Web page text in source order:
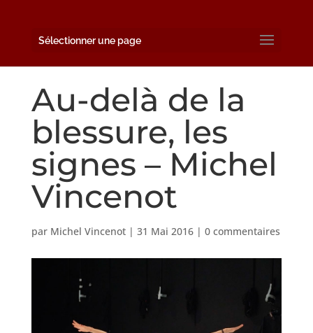
Sélectionner une page
Au-delà de la
blessure, les
signes – Michel
Vincenot
par Michel Vincenot| 31 Mai 2016| 0 commentaires